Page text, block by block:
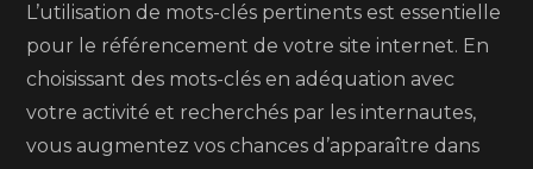
L’utilisation de mots-clés pertinents est essentielle
pour le référencement de votre site internet. En
choisissant des mots-clés en adéquation avec
votre activité et recherchés par les internautes,
vous augmentez vos chances d’apparaître dans